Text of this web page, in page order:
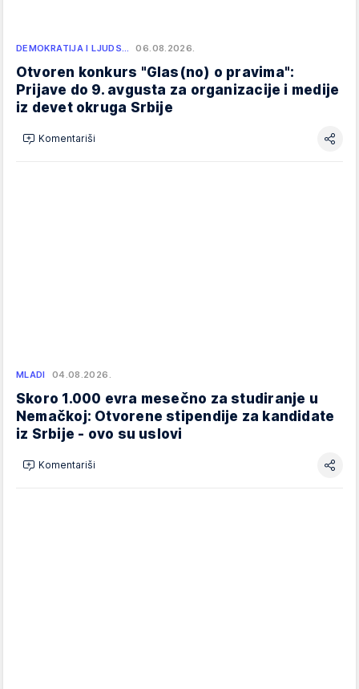
DEMOKRATIJA I LJUDS… 06.08.2026.
Otvoren konkurs "Glas(no) o pravima":
Prijave do 9. avgusta za organizacije i medije
iz devet okruga Srbije
Komentariši
MLADI 04.08.2026.
Skoro 1.000 evra mesečno za studiranje u
Nemačkoj: Otvorene stipendije za kandidate
iz Srbije - ovo su uslovi
Komentariši